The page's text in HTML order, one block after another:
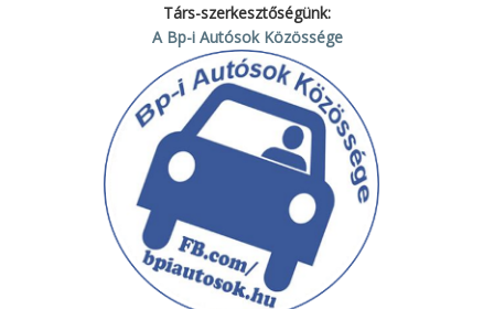
Társ-szerkesztőségünk:
A Bp-i Autósok Közössége